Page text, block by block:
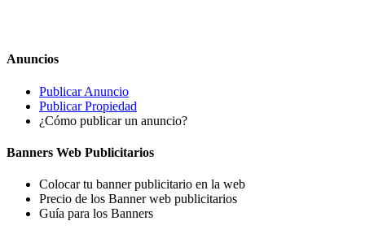
Anuncios
Publicar Anuncio
Publicar Propiedad
¿Cómo publicar un anuncio?
Banners Web Publicitarios
Colocar tu banner publicitario en la web
Precio de los Banner web publicitarios
Guía para los Banners